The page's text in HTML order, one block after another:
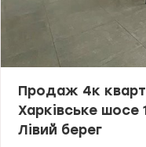
Продаж 4к
Харківське
Лівий берег